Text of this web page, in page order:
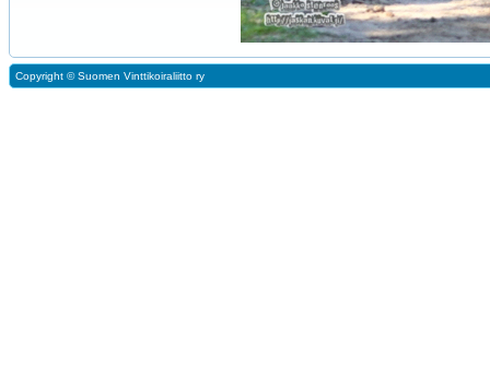
Copyright ©Suomen Vinttikoiraliitto ry